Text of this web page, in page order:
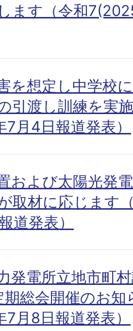
ます（令和
を想定し中学校
引渡し訓練を実
月4日報道発表）
および太陽光発
取材に応じます
道発表）
発電所立地市町
期総会開催のお知
月8日報道発表）